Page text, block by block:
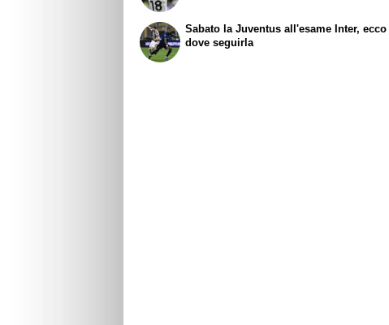
Sabato la Juventus all'esame Inter, ecco
dove seguirla